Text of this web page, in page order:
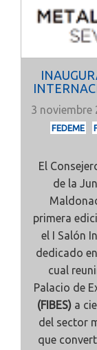
3 noviembre
FEDEME
El
de la
primera
el I Salón
dedicado
cual
Palacio de
(FIBES)a
del sector
que